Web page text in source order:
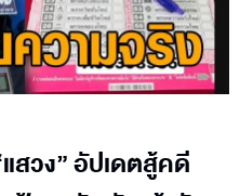
สวง” อัปเดตสู้คดี